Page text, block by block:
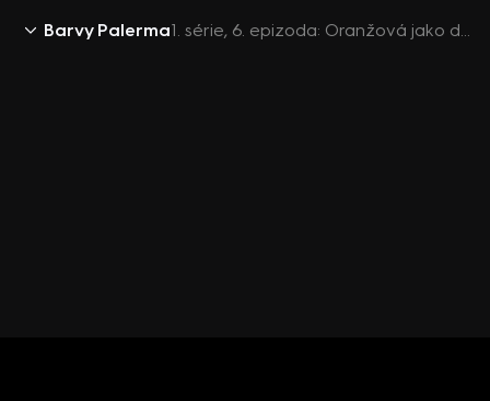
Barvy Palerma 1. série, 6. epizoda: Oranžová jako důvěra